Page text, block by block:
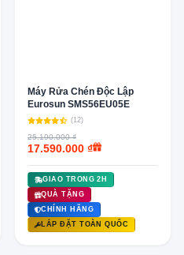
Máy Rửa Chén Độc Lập
Eurosun SMS56EU05E
(12)
25.190.000 ₫
17.590.000 ₫
GIAO TRONG 2H
QUÀ TẶNG
CHÍNH HÃNG
LẮP ĐẶT TOÀN QUỐC